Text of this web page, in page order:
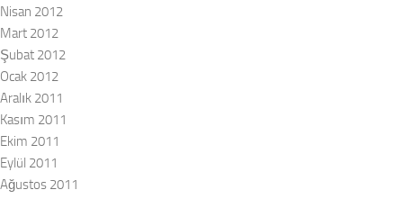
Nisan 2012
Mart 2012
Şubat 2012
Ocak 2012
Aralık 2011
Kasım 2011
Ekim 2011
Eylül 2011
Ağustos 2011